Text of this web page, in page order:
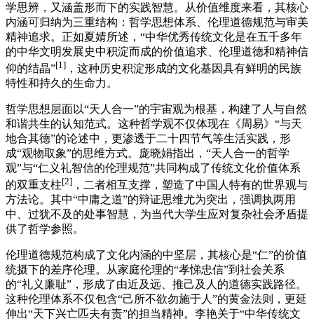
学思辨，又涵盖形而下的实践智慧。从价值维度来看，其核心
内涵可归纳为三重结构：哲学思想体系、伦理道德规范与审美
精神追求。正如夏婧所述，“中华优秀传统文化是在五千多年
的中华文明发展史中积淀而成的价值追求、伦理道德和精神信
仰的结晶”[1] ，这种历史积淀形成的文化基因具有鲜明的民族
特性和持久的生命力。
哲学思想层面以“天人合一”的宇宙观为根基，构建了人与自然
和谐共生的认知范式。这种哲学观不仅体现在《周易》“与天
地合其德”的论述中，更渗透于二十四节气等生活实践，形
成“观物取象”的思维方式。庞晓娟指出，“天人合一的哲学
观”与“仁义礼智信的伦理规范”共同构成了传统文化价值体系
的双重支柱[2] ，二者相互支撑，塑造了中国人特有的世界观与
方法论。其中“中庸之道”的辩证思维尤为突出，强调执两用
中、过犹不及的处事智慧，为当代大学生应对复杂社会矛盾提
供了哲学参照。
伦理道德规范构成了文化内涵的中坚层，其核心是“仁”的价值
统摄下的差序伦理。从家庭伦理的“孝悌忠信”到社会关系
的“礼义廉耻”，形成了由近及远、推己及人的道德实践路径。
这种伦理体系不仅包含“己所不欲勿施于人”的黄金法则，更延
伸出“天下兴亡匹夫有责”的担当精神。李艳关于“中华传统文